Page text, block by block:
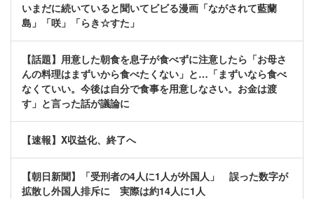
いまだに続いていると聞いてビビる漫画「ながされて藍蘭
島」「咲」「らき☆すた」
【話題】用意した朝食を息子が食べずに注意したら「お母さ
んの料理はまずいから食べたくない」と…「まずいなら食べ
なくていい。今後は自分で食事を用意しなさい。お金は渡
す」と言った話が議論に
【速報】X収益化、終了へ
【朝日新聞】「受刑者の4人に1人が外国人」 誤った数字が
拡散し外国人排斥に 実際は約14人に1人